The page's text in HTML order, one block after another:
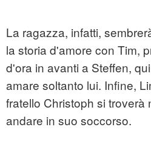
La ragazza, infatti,
la storia d'amore con Tim,
d'ora in avanti a Steffen,
amare soltanto lui. Infine,
fratello Christoph si troverà
andare in suo soccorso.